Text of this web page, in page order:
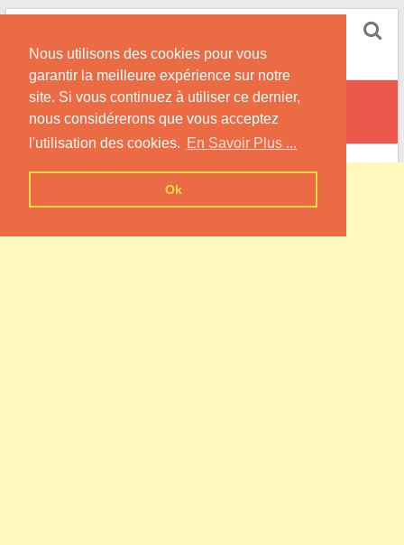
Nous utilisons des cookies pour vous
garantir la meilleure expérience sur notre
site. Si vous continuez à utiliser ce dernier,
nous considérerons que vous acceptez
l'utilisation des cookies. En Savoir Plus ...
Ok
Skip
content
Informations sur les Pompes à Chaleur
Béhéricourt